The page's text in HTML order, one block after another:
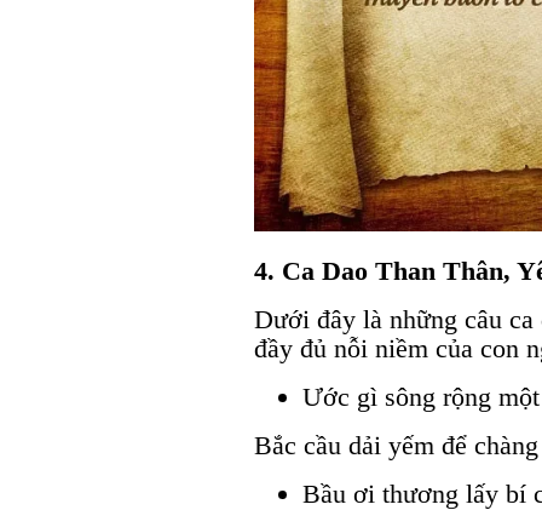
4. Ca Dao Than Thân,
Dưới đây là những câu
đầy đủ nỗi niềm của con
Ước gì sông rộng
Bắc cầu dải yếm để
Bầu ơi thương lấy bí